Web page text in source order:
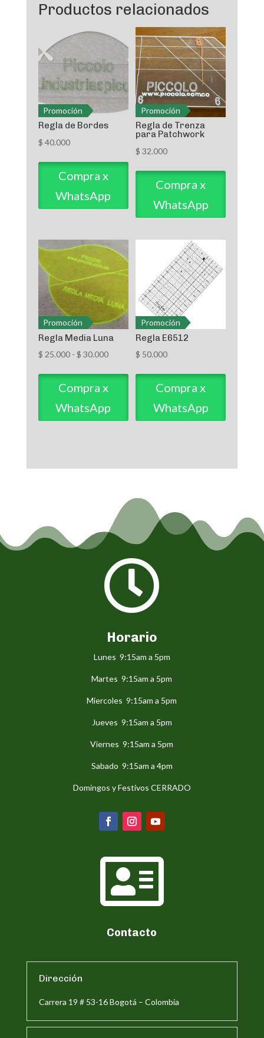
Productos relacionados
Promoción
Regla de Bordes
$ 40.000
Compra x
WhatsApp
Promoción
Regla de Trenza
para Patchwork
$ 32.000
Compra x
WhatsApp
Promoción
Regla Media Luna
$ 25.000 - $ 30.000Rango
precios:
$ 25.000
Compra x
WhatsApp
Promoción
Regla E6512
$ 50.000
Compra x
WhatsApp

Horario
Lunes 9:15am a 5pm
Martes 9:15am a 5pm
Miercoles 9:15am a 5pm
Jueves 9:15am a 5pm
Viernes 9:15am a 5pm
Sabado 9:15am a 4pm
Domingos y Festivos CERRADO

Contacto
Dirección
Carrera 19 # 53-16 Bogotá – Colombia